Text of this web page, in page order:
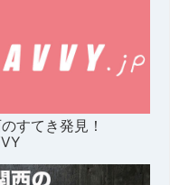
すてき発見！